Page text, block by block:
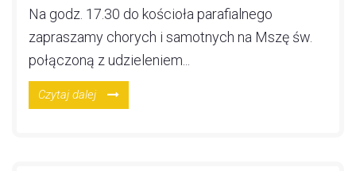
Na godz. 17.30 do kościoła parafialnego
zapraszamy chorych i samotnych na Mszę św.
połączoną z udzieleniem...
Czytaj dalej